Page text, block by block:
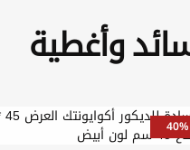
وأغطية
40%